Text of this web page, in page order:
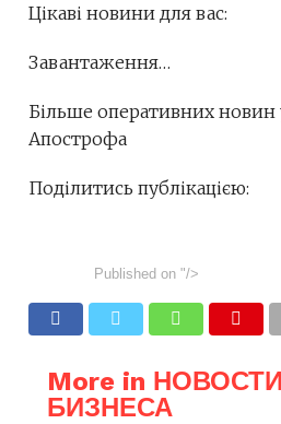
Цікаві новини для вас:
Завантаження…
Більше оперативних новин
Апострофа
Поділитись публікацією:
Published on "/>
More in
БИЗНЕСА